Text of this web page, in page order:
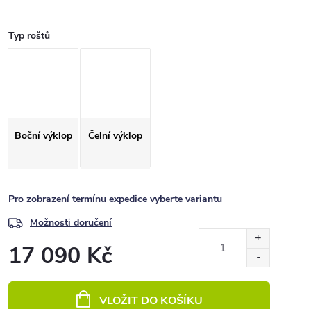
Typ roštů
Boční výklop Čelní výklop
Pro zobrazení termínu expedice vyberte variantu
Možnosti doručení
17 090 Kč
VLOŽIT DO KOŠÍKU